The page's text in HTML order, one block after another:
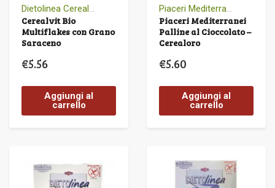
Cerealvit Bio
Multiflakes con Grano
Saraceno
€5.56
Aggiungi al
carrello
Piaceri Mediterranei
Palline al Cioccolato –
Cerealoro
€5.60
Aggiungi al
carrello